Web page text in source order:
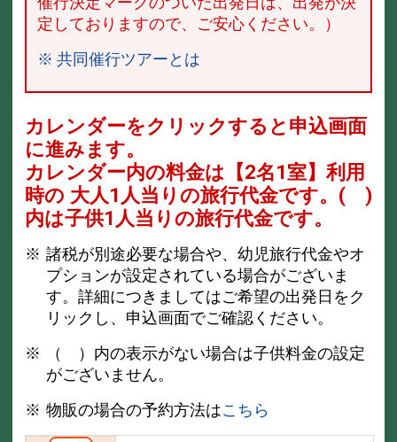
定しておりますので、ご安心ください。）
※ 共同催行ツアーとは
カレンダーをクリックすると申込画面
に進みます。
カレンダー内の料金は 【2名1室】利用
時の 大人1人当りの旅行代金です。 ( )
内は子供1人当りの旅行代金です。
諸税が別途必要な場合や、幼児旅行代金やオ
プションが設定されている場合がございま
す。詳細につきましてはご希望の出発日をク
リックし、申込画面でご確認ください。
（ ）内の表示がない場合は子供料金の設定
がございません。
物販の場合の予約方法はこちら